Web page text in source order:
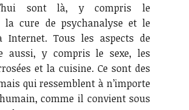
sont là, y compris le
la cure de psychanalyse et le
Internet. Tous les aspects de
aussi, y compris le sexe, les
et la cuisine. Ce sont des
qui ressemblent à n’importe
comme il convient sous